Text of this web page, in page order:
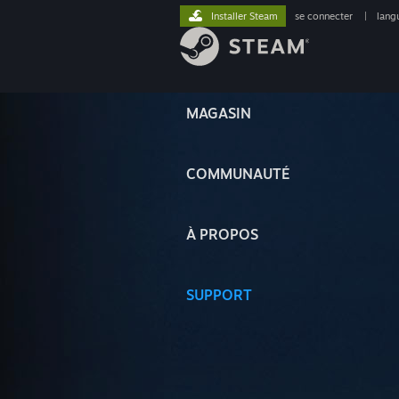
MAGASIN
COMMUNAUTÉ
À PROPOS
SUPPORT
Installer Steam se connecter